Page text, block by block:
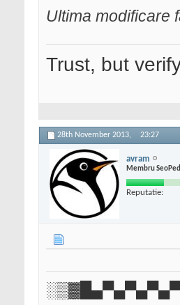
Ultima modificare
Trust, but
28th November 2013, 23:27
avram
Membru
Reputatie: